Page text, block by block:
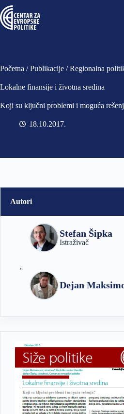
Početna /Publikacije /Regionalna
Lokalne finansije i životna sredina
Koji su ključni problemi i moguća
18.10.2017
Autori
Stefan Šipka
Istraživač
,
Dejan